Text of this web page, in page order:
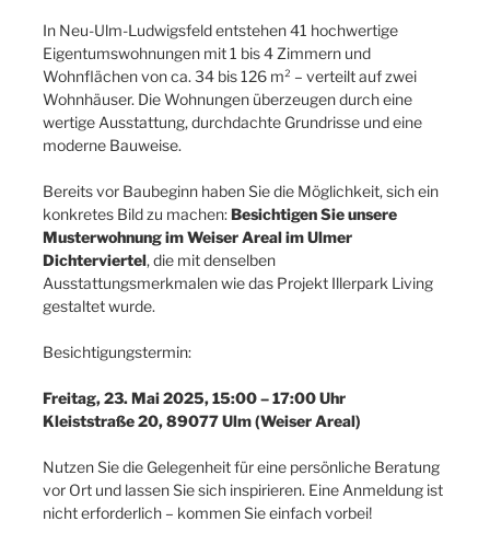
In Neu-Ulm-Ludwigsfeld entstehen 41 hochwertige
Eigentumswohnungen mit 1 bis 4 Zimmern und
Wohnflächen von ca. 34 bis 126 m² – verteilt auf zwei
Wohnhäuser. Die Wohnungen überzeugen durch eine
wertige Ausstattung, durchdachte Grundrisse und eine
moderne Bauweise.
Bereits vor Baubeginn haben Sie die Möglichkeit, sich ein
konkretes Bild zu machen:Besichtigen Sie unsere
Musterwohnung im Weiser Areal im Ulmer
Dichterviertel, die mit denselben
Ausstattungsmerkmalen wie das Projekt Illerpark Living
gestaltet wurde.
Besichtigungstermin:
Freitag, 23. Mai 2025, 15:00 – 17:00 Uhr
Kleiststraße 20, 89077 Ulm (Weiser Areal)
Nutzen Sie die Gelegenheit für eine persönliche Beratung
vor Ort und lassen Sie sich inspirieren. Eine Anmeldung ist
nicht erforderlich – kommen Sie einfach vorbei!